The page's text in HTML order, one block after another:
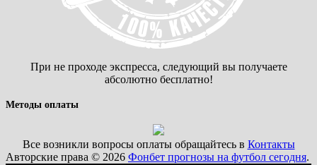
При не проходе экспресса, следующий вы получаете
абсолютно бесплатно!
Методы оплаты
Все возникли вопросы оплаты обращайтесь в Контакты
Авторские права © 2026 Фонбет прогнозы на футбол сегодня.